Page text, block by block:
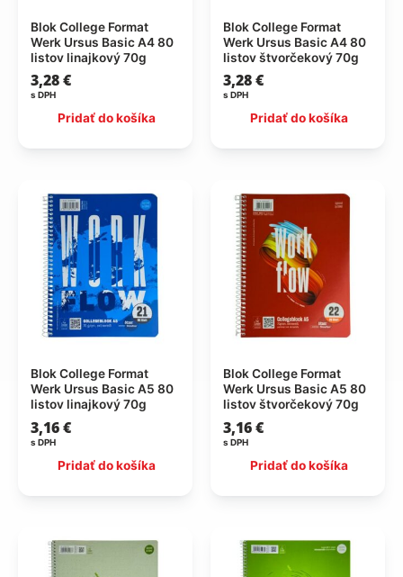
Blok College Format
Werk Ursus Basic A4 80
listov linajkový 70g
3,28€
s DPH
Pridať do košíka
Blok College Format
Werk Ursus Basic A4 80
listov štvorčekový 70g
3,28€
s DPH
Pridať do košíka
Blok College Format
Werk Ursus Basic A5 80
listov linajkový 70g
3,16€
s DPH
Pridať do košíka
Blok College Format
Werk Ursus Basic A5 80
listov štvorčekový 70g
3,16€
s DPH
Pridať do košíka